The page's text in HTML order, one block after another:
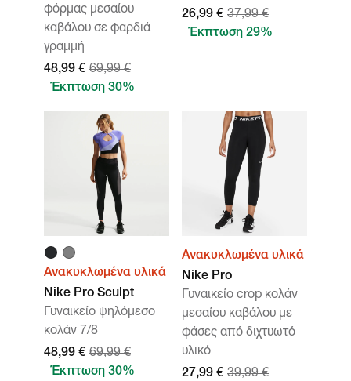
φόρμας μεσαίου
καβάλου σε φαρδιά
γραμμή
48,99 € 69,99 €
Έκπτωση 30%
26,99 € 37,99 €
Έκπτωση 29%
Ανακυκλωμένα υλικά
Nike Pro Sculpt
Γυναικείο ψηλόμεσο
κολάν 7/8
48,99 € 69,99 €
Έκπτωση 30%
Ανακυκλωμένα υλικά
Nike Pro
Γυναικείο crop κολάν
μεσαίου καβάλου με
φάσες από διχτυωτό
υλικό
27,99 € 39,99 €